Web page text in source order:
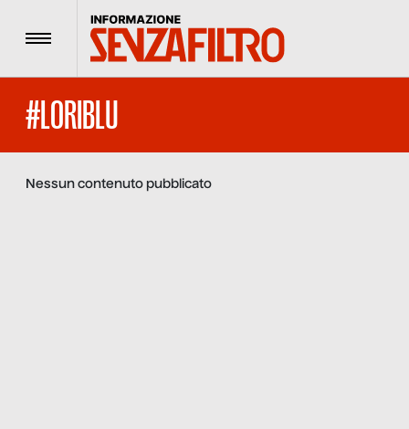
Menu
#LORIBLU
Nessun contenuto pubblicato